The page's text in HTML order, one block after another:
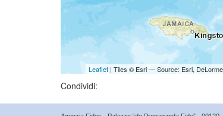
Leaflet| Tiles © Esri — Source: Esri,
Condividi: